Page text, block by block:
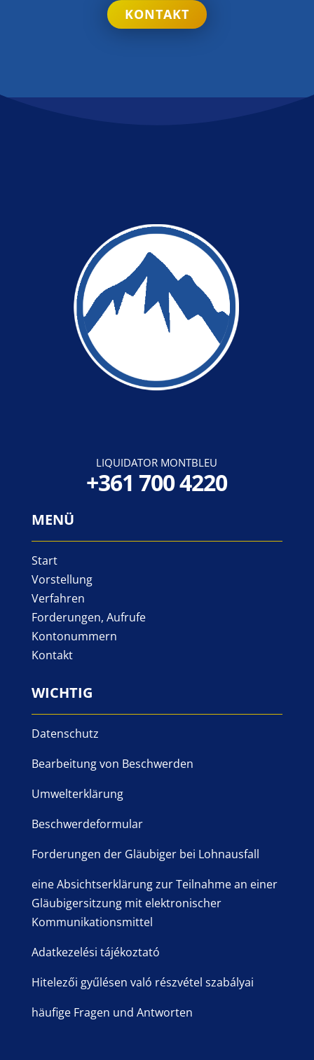
KONTAKT
LIQUIDATOR MONTBLEU
+361 700 4220
MENÜ
Start
Vorstellung
Verfahren
Forderungen, Aufrufe
Kontonummern
Kontakt
WICHTIG
Datenschutz
Bearbeitung von Beschwerden
Umwelterklärung
Beschwerdeformular
Forderungen der Gläubiger bei Lohnausfall
eine Absichtserklärung zur Teilnahme an einer
Gläubigersitzung mit elektronischer
Kommunikationsmittel
Adatkezelési tájékoztató
Hitelezői gyűlésen való részvétel szabályai
häufige Fragen und Antworten